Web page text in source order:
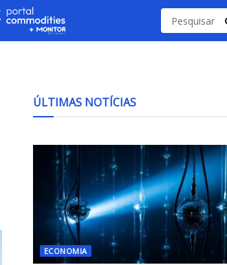
ÚLTIMAS NOTÍCIAS
ECONOMIA